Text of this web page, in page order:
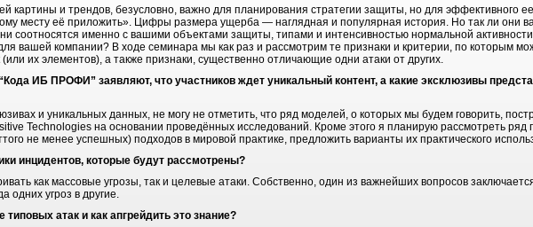
картины и трендов, безусловно, важно для планирования стратегии защиты, но для эффективного
месту её приложить». Цифры размера ущерба ― наглядная и популярная история. Но так ли они
соотносятся именно с вашими объектами защиты, типами и интенсивностью нормальной
вашей компании? В ходе семинара мы как раз и рассмотрим те признаки и критерии, по которым
(или их элементов), а также признаки, существенно отличающие одни атаки от других.
ИБ ПРОФИ” заявляют, что участников ждет уникальный контент, а какие эксклюзивы
и уникальных данных, не могу не отметить, что ряд моделей, о которых мы будем говорить,
Technologies на основании проведённых исследований. Кроме этого я планирую рассмотреть
не менее успешных) подходов в мировой практике, предложить варианты их практического
инцидентов, которые будут рассмотрены?
как массовые угрозы, так и целевые атаки. Собственно, один из важнейших вопросов
одних угроз в другие.
типовых атак и как апгрейдить это знание?